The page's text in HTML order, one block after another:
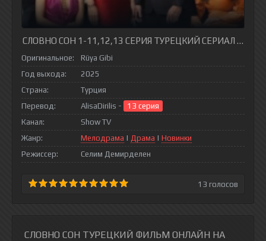
СЛОВНО СОН 1-11,12,13 СЕРИЯ ТУРЕЦКИЙ СЕРИАЛ НА
Оригинальное:
Rüya Gibi
Год выхода:
2025
Страна:
Турция
Перевод:
AlisaDirilis -
13 серия
Канал:
Show TV
Жанр:
Мелодрама | Драма | Новинки
Режиссер:
Селим Демирделен
13 голосов
СЛОВНО СОН ТУРЕЦКИЙ ФИЛЬМ ОНЛАЙН НА